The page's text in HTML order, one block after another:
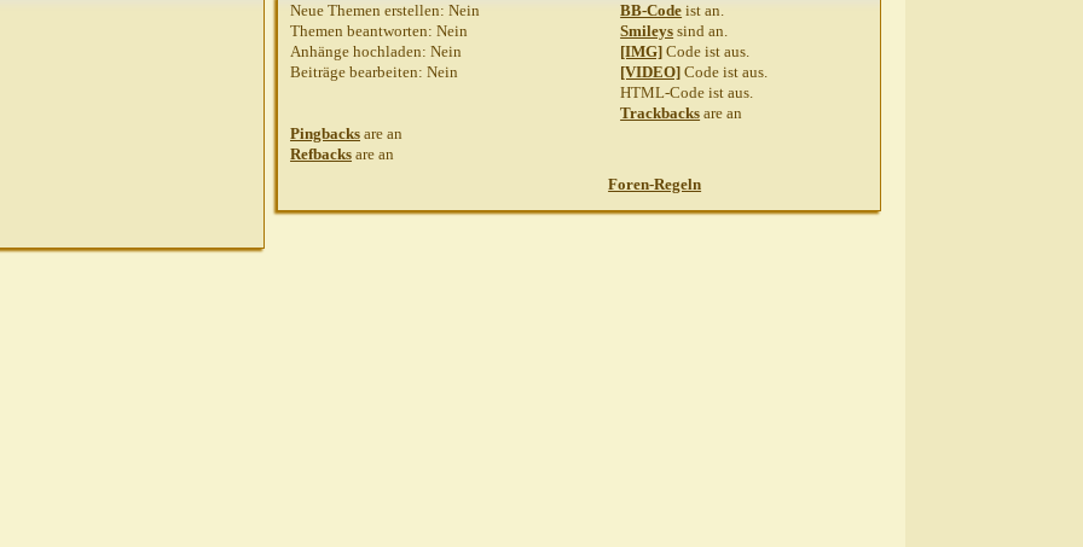
Neue Themen erstellen:Nein
Themen beantworten:Nein
Anhänge hochladen:Nein
Beiträge bearbeiten:Nein
BB-Code istan.
Smileys sindan.
[IMG] Code istaus.
[VIDEO] Code istaus.
HTML-Code istaus.
Trackbacks arean
Pingbacks arean
Refbacks arean
Foren-Regeln